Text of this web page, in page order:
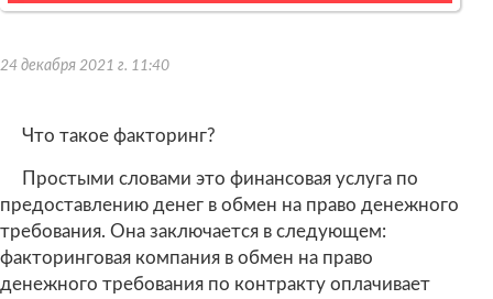
24 декабря 2021 г. 11:40
Что такое факторинг?
Простыми словами это финансовая услуга по
предоставлению денег в обмен на право денежного
требования. Она заключается в следующем:
факторинговая компания в обмен на право
денежного требования по контракту оплачивает